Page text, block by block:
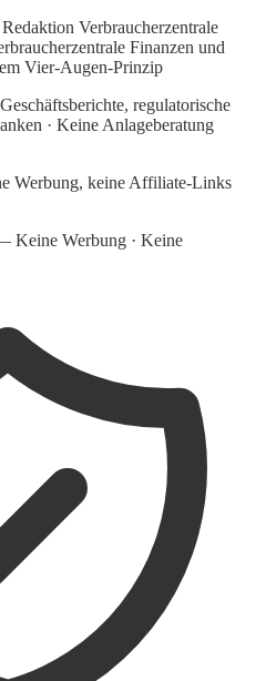
Redaktion Verbraucherzentrale
Finanzen und
Vier-Augen-Prinzip
regulatorische
· Keine Anlageberatung
Werbung, keine Affiliate-Links
Keine Werbung · Keine